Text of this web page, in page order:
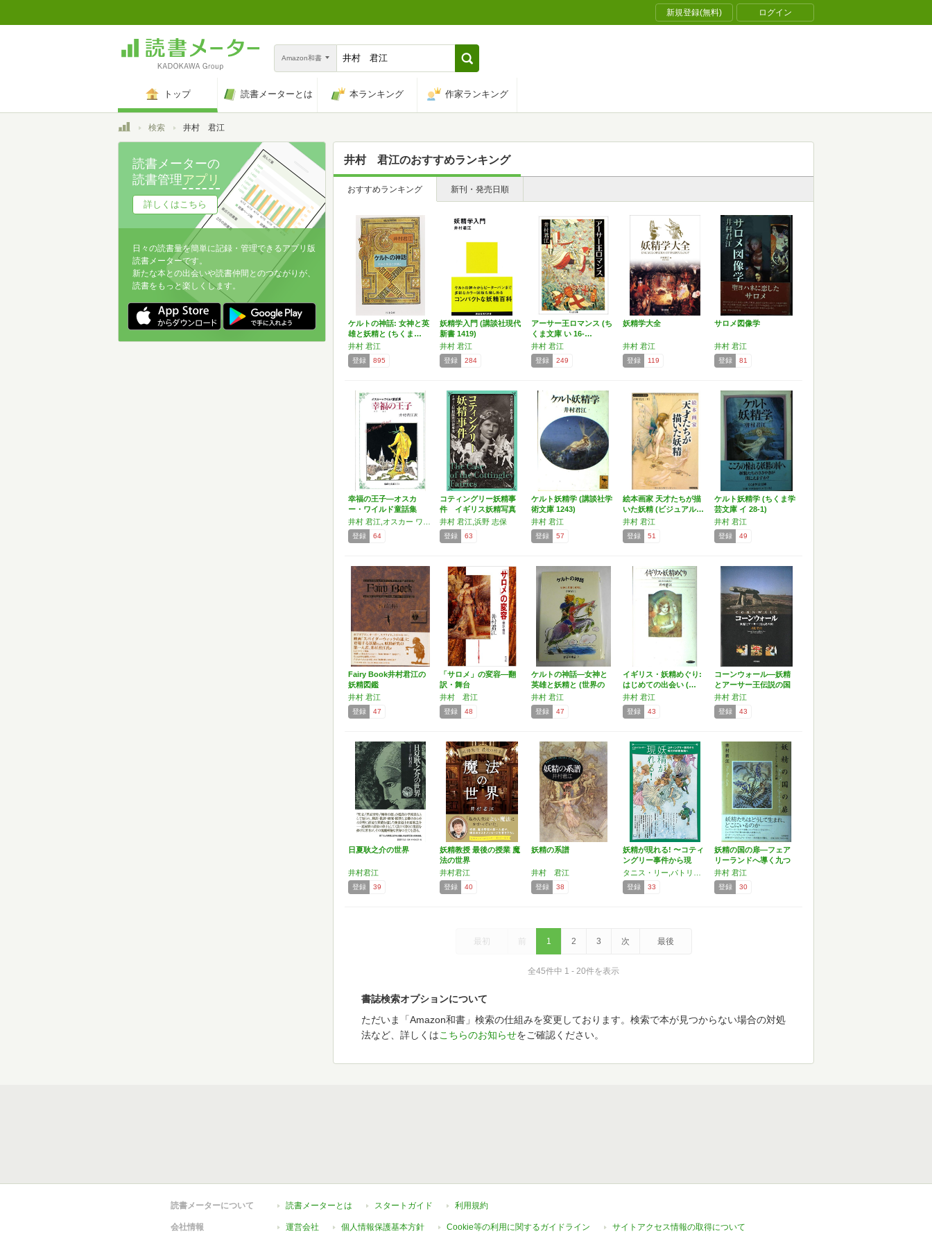
新規登録(無料) ログイン
Amazon和書
トップ 読書メーターとは 本ランキング 作家ランキング
トップ検索 井村 君江
井村 君江のおすすめランキング
おすすめランキング 新刊・発売日順
ケルトの神話: 女神と英
雄と妖精と (ちくま…
井村 君江
登録 895
妖精学入門 (講談社現代
新書 1419)
井村 君江
登録 284
アーサー王ロマンス (ち
くま文庫 い 16-…
井村 君江
登録 249
妖精学大全
井村 君江
登録 119
サロメ図像学
井村 君江
登録 81
幸福の王子―オスカ
ー・ワイルド童話集
登録 64
コティングリー妖精事
件 イギリス妖精写真
の新…
井村 君江,浜野 志保
登録 63
ケルト妖精学 (講談社学
術文庫 1243)
井村 君江
登録 57
絵本画家 天才たちが描
いた妖精 (ビジュアル…
井村 君江
登録 51
ケルト妖精学 (ちくま学
芸文庫 イ 28-1)
井村 君江
登録 49
Fairy Book井村君江の
妖精図鑑
井村 君江
登録 47
「サロメ」の変容―翻
訳・舞台
井村 君江
登録 48
ケルトの神話―女神と
英雄と妖精と (世界の
神…
井村 君江
登録 47
イギリス・妖精めぐり:
はじめての出会い (…
井村 君江
登録 43
コーンウォール―妖精
とアーサー王伝説の国
井村 君江
登録 43
日夏耿之介の世界
井村君江
登録 39
妖精教授 最後の授業 魔
法の世界
井村君江
登録 40
妖精の系譜
井村 君江
登録 38
妖精が現れる! 〜コティ
ングリー事件から現
代…
登録 33
妖精の国の扉―フェア
リーランドへ導く九つ
の鍵
井村 君江
登録 30
最初 前 1 2 3 次 最後
全45件中 1 - 20件を表示
書誌検索オプションについて
ただいま「Amazon和書」検索の仕組みを変更しております。検索で本が見つからない場合の対処
法など、詳しくはこちらのお知らせをご確認ください。
読書メーターの
読書管理アプリ
詳しくはこちら
日々の読書量を簡単に記録・管理できるアプリ版
読書メーターです。
新たな本との出会いや読書仲間とのつながりが、
読書をもっと楽しくします。
読書メーターについて 読書メーターとは スタートガイド 利用規約
会社情報 運営会社 個人情報保護基本方針 Cookie等の利用に関するガイドライン サイトアクセス情報の取得について